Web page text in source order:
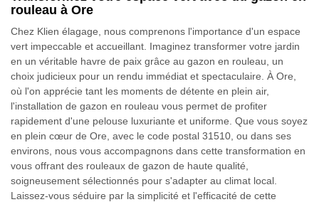
rouleau à Ore
Chez Klien élagage, nous comprenons l'importance d'un espace
vert impeccable et accueillant. Imaginez transformer votre jardin
en un véritable havre de paix grâce au gazon en rouleau, un
choix judicieux pour un rendu immédiat et spectaculaire. À Ore,
où l'on apprécie tant les moments de détente en plein air,
l'installation de gazon en rouleau vous permet de profiter
rapidement d'une pelouse luxuriante et uniforme. Que vous soyez
en plein cœur de Ore, avec le code postal 31510, ou dans ses
environs, nous vous accompagnons dans cette transformation en
vous offrant des rouleaux de gazon de haute qualité,
soigneusement sélectionnés pour s'adapter au climat local.
Laissez-vous séduire par la simplicité et l'efficacité de cette